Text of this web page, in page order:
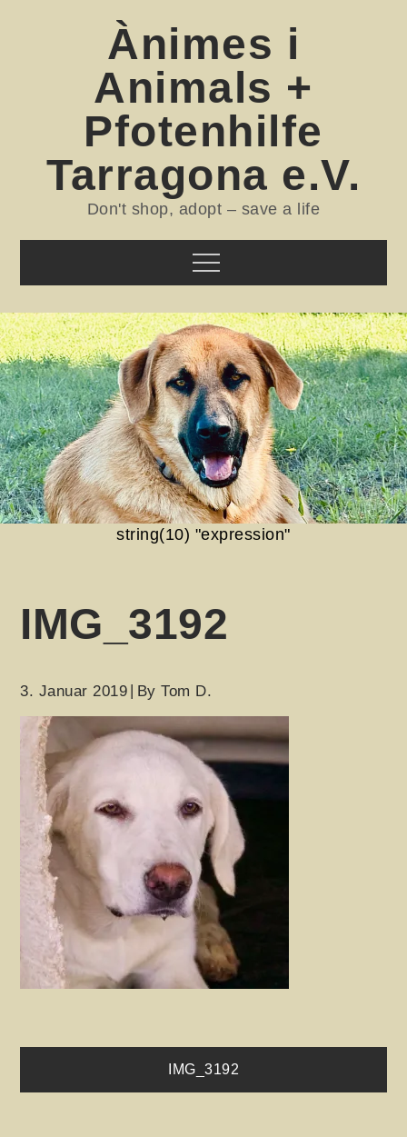
Ànimes i
Animals +
Pfotenhilfe
Tarragona e.V.
Don't shop, adopt – save a life
Menu
string(10) "expression"
IMG_3192
3. Januar 2019 ByTom D.
Beitragsnavigation
IMG_3192